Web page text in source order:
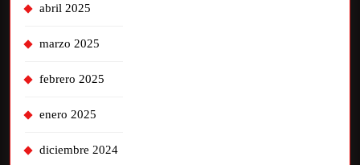
abril 2025
marzo 2025
febrero 2025
enero 2025
diciembre 2024